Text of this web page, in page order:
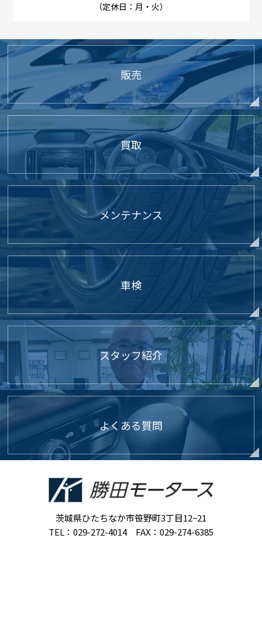
（定休日：月・火）
販売
買取
メンテナンス
車検
スタッフ紹介
よくある質問
茨城県ひたちなか市笹野町3丁目12−21
TEL：029-272-4014 FAX：029-274-6385